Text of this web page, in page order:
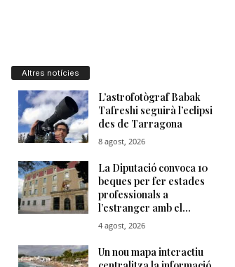
Altres notícies